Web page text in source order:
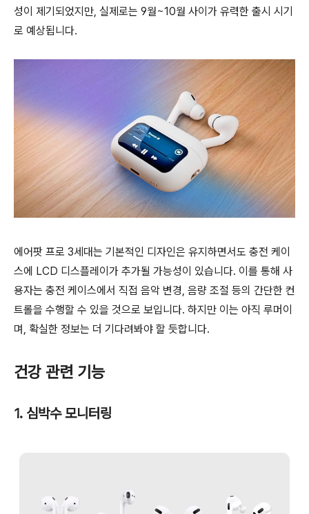
성이 제기되었지만, 실제로는 9월~10월 사이가 유력한 출시 시기
로 예상됩니다.
에어팟 프로 3세대는 기본적인 디자인은 유지하면서도 충전 케이
스에 LCD 디스플레이가 추가될 가능성이 있습니다. 이를 통해 사
용자는 충전 케이스에서 직접 음악 변경, 음량 조절 등의 간단한 컨
트롤을 수행할 수 있을 것으로 보입니다. 하지만 이는 아직 루머이
며, 확실한 정보는 더 기다려봐야 할 듯합니다.
건강 관련 기능
1. 심박수 모니터링